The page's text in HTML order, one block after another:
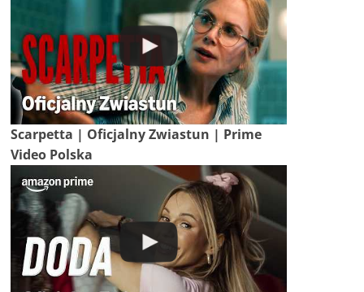
Scarpetta | Oficjalny Zwiastun | Prime
Video Polska